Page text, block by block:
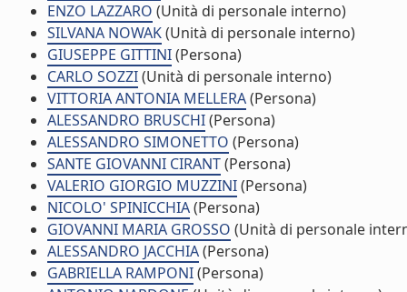
ENZO LAZZARO (Unità di personale interno)
SILVANA NOWAK(Unità di personale interno)
GIUSEPPE GITTINI(Persona)
CARLO SOZZI(Unità di personale interno)
VITTORIA ANTONIA MELLERA(Persona)
ALESSANDRO BRUSCHI(Persona)
ALESSANDRO SIMONETTO (Persona)
SANTE GIOVANNI CIRANT(Persona)
VALERIO GIORGIO MUZZINI(Persona)
NICOLO' SPINICCHIA(Persona)
GIOVANNI MARIA GROSSO (Unità di personale
ALESSANDRO JACCHIA(Persona)
GABRIELLA RAMPONI(Persona)